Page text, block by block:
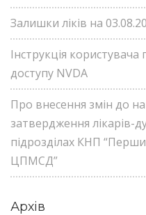
Залишки ліків на
Інструкція
доступу NVDA
Про внесення змін до
затвердження лікарів-
підрозділах КНП
ЦПМСД”
Архів